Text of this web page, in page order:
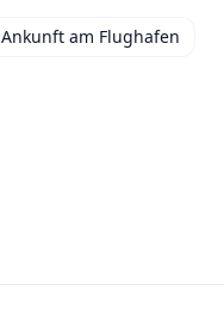
Ankunft am Flughafen